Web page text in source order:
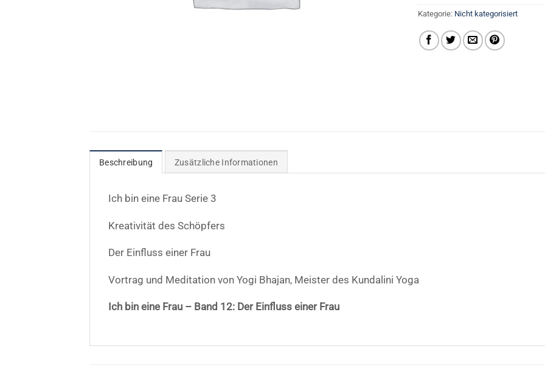
Kategorie: Nicht kategorisiert
Beschreibung Zusätzliche Informationen
Ich bin eine Frau Serie 3
Kreativität des Schöpfers
Der Einfluss einer Frau
Vortrag und Meditation von Yogi Bhajan, Meister des Kundalini Yoga
Ich bin eine Frau – Band 12: Der Einfluss einer Frau